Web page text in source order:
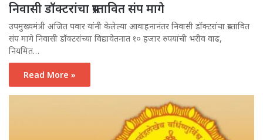
निवासी डॉक्टरांचा प्रस्तावित संप मागे
उपमुख्यमंत्री अजित पवार यांनी केलेल्या आवाहनानंतर निवासी डॉक्टरांचा प्रस्तावित
संप मागे निवासी डॉक्टरांच्या विद्यावेतनात १० हजार रुपयांची भरीव वाढ,
नियमित…
Read More »